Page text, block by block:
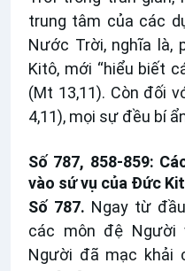
trung tâm của các
Nước Trời, nghĩa là,
Kitô, mới “hiểu biết
(Mt 13,11). Còn đối
4,11), mọi sự đều bí
Số 787, 858-859:
vào sứ vụ của Đức
Số 787. Ngay từ
các môn đệ Người
Người đã mạc khải